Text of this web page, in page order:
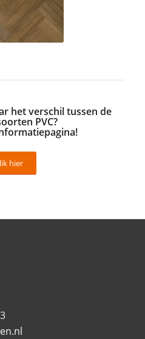
het verschil tussen de
PVC?
hier